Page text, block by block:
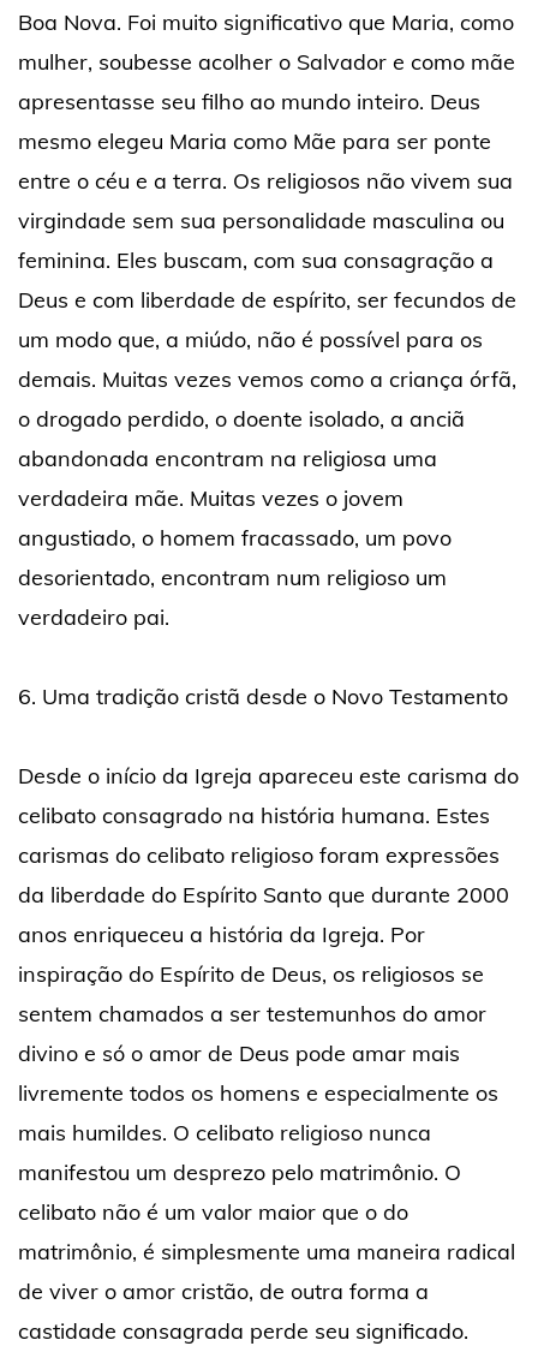
Boa Nova. Foi muito significativo que Maria, como
mulher, soubesse acolher o Salvador e como mãe
apresentasse seu filho ao mundo inteiro. Deus
mesmo elegeu Maria como Mãe para ser ponte
entre o céu e a terra. Os religiosos não vivem sua
virgindade sem sua personalidade masculina ou
feminina. Eles buscam, com sua consagração a
Deus e com liberdade de espírito, ser fecundos de
um modo que, a miúdo, não é possível para os
demais. Muitas vezes vemos como a criança órfã,
o drogado perdido, o doente isolado, a anciã
abandonada encontram na religiosa uma
verdadeira mãe. Muitas vezes o jovem
angustiado, o homem fracassado, um povo
desorientado, encontram num religioso um
verdadeiro pai.
6. Uma tradição cristã desde o Novo Testamento
Desde o início da Igreja apareceu este carisma do
celibato consagrado na história humana. Estes
carismas do celibato religioso foram expressões
da liberdade do Espírito Santo que durante 2000
anos enriqueceu a história da Igreja. Por
inspiração do Espírito de Deus, os religiosos se
sentem chamados a ser testemunhos do amor
divino e só o amor de Deus pode amar mais
livremente todos os homens e especialmente os
mais humildes. O celibato religioso nunca
manifestou um desprezo pelo matrimônio. O
celibato não é um valor maior que o do
matrimônio, é simplesmente uma maneira radical
de viver o amor cristão, de outra forma a
castidade consagrada perde seu significado.